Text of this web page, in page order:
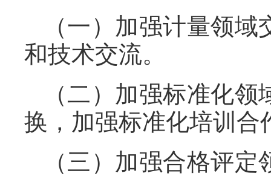
（一）加强计量领
和技术交流。
（二）加强标准化
换，加强标准化培训合
（三）加强合格评